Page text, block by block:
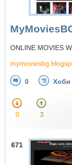
ONLINE MOVIES
0 Хоби
0 3
671